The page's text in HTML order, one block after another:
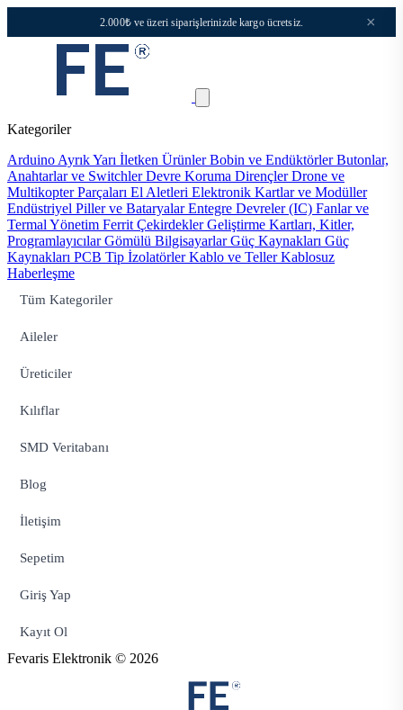
2.000₺ ve üzeri siparişlerinizde kargo ücretsiz. ×
Kategoriler
Arduino Ayrık Yarı İletken ÜrünlerBobin ve EndüktörlerButonlar,
Anahtarlar ve SwitchlerDevre Koruma DirençlerDrone ve
Multikopter Parçaları El Aletleri Elektronik Kartlar ve Modüller
Endüstriyel Piller ve BataryalarEntegre Devreler (IC) Fanlar ve
Termal Yönetim Ferrit ÇekirdeklerGeliştirme Kartları, Kitler,
ProgramlayıcılarGömülü BilgisayarlarGüç Kaynakları Güç
Kaynakları PCB Tip İzolatörlerKablo ve TellerKablosuz
Haberleşme
Tüm Kategoriler
Aileler
Üreticiler
Kılıflar
SMD Veritabanı
Blog
İletişim
Sepetim
Giriş Yap
Kayıt Ol
Fevaris Elektronik © 2026